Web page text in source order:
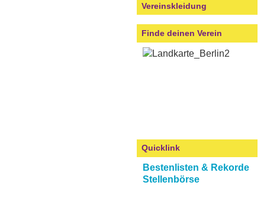
Vereinskleidung
Finde deinen Verein
Quicklink
Bestenlisten & Rekorde
Stellenbörse